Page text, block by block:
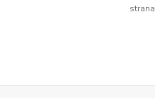
strana